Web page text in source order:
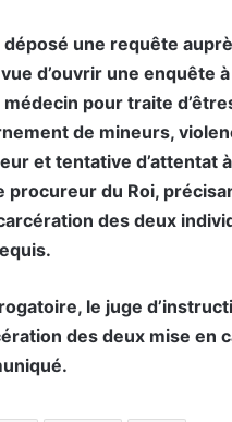
une requête
d’ouvrir une enquête à
médecin pour traite
de mineurs,
et tentative d’attentat
procureur du Roi,
des deux
le juge
des deux mise en